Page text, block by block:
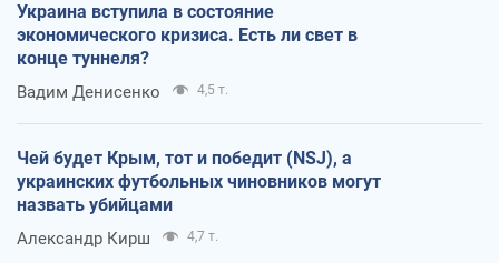
Украина вступила в состояние
экономического кризиса. Есть ли свет в
конце туннеля?
Вадим Денисенко 4,5 т.
Чей будет Крым, тот и победит (NSJ), а
украинских футбольных чиновников могут
назвать убийцами
Александр Кирш 4,7 т.